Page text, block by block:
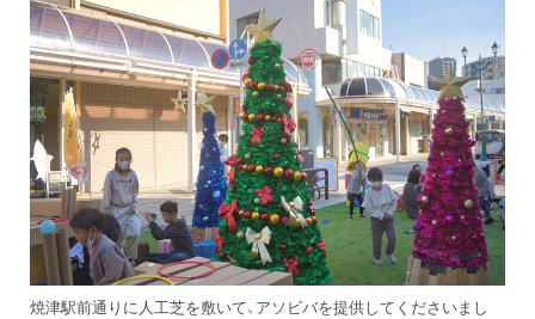
焼津駅前通りに人工芝を敷いて、アソビバを提供してくださいまし